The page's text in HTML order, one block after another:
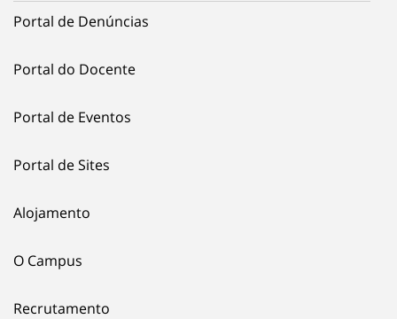
Portal de Denúncias
Portal do Docente
Portal de Eventos
Portal de Sites
Alojamento
O Campus
Recrutamento